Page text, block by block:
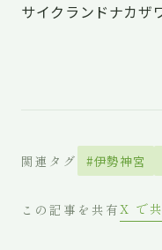
サイクランドナカザ
関連タグ #伊勢神宮
この記事を共有X で